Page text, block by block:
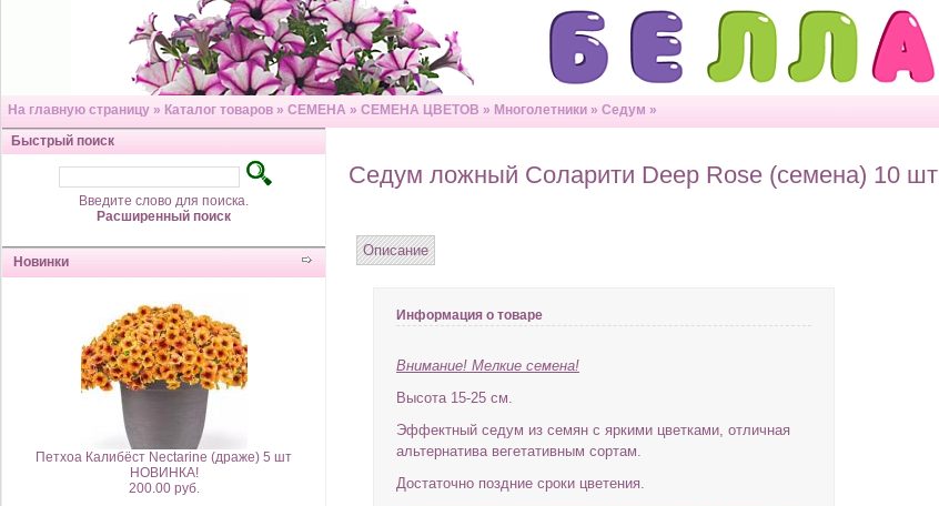
На главную страницу » Каталог товаров » СЕМЕНА » СЕМЕНА ЦВЕТОВ » Многолетники » Седум »
Быстрый поиск
Введите слово для поиска.
Расширенный поиск
Новинки
Петхоа Калибёст Nectarine (драже) 5 шт
НОВИНКА!
200.00 руб.
Седум ложный Соларити Deep Rose (семена) 10 шт
Описание
Информация о товаре
Внимание! Мелкие семена!
Высота 15-25 см.
Эффектный седум из семян с яркими цветками, отличная
альтернатива вегетативным сортам.
Достаточно поздние сроки цветения.